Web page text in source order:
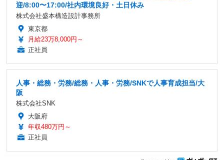
迎/8:00〜17:00/社内環境良好・土日休み
株式会社盛本構造設計事務所
東京都
月給23万8,000円～
正社員
人事・総務・労務/総務・人事・労務/SNKで人事育成担当/大
阪
株式会社SNK
大阪府
年収480万円～
正社員